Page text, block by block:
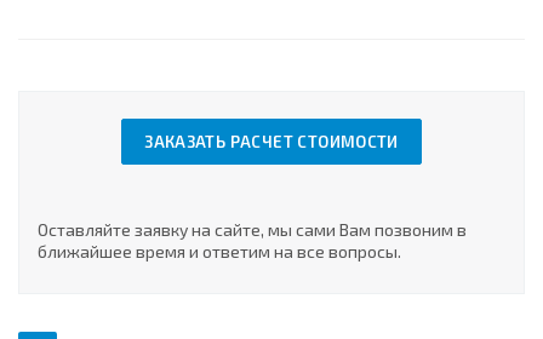
ЗАКАЗАТЬ РАСЧЕТ СТОИМОСТИ
Оставляйте заявку на сайте, мы сами Вам позвоним в
ближайшее время и ответим на все вопросы.